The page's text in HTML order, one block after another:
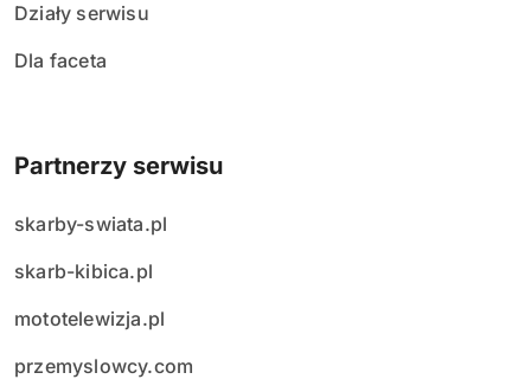
Działy serwisu
Dla faceta
Partnerzy serwisu
skarby-swiata.pl
skarb-kibica.pl
mototelewizja.pl
przemyslowcy.com